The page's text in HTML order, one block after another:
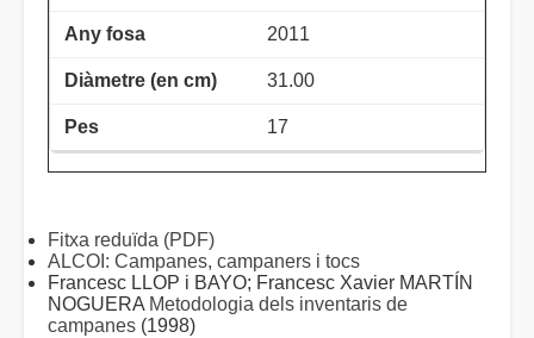
2011
31.00
17
Fitxa reduïda (PDF)
ALCOI: Campanes, campaners i tocs
Francesc LLOP i BAYO; Francesc Xavier MARTÍN
NOGUERA Metodologia dels inventaris de
campanes (1998)